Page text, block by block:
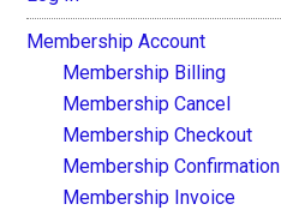
Membership Account
Membership Billing
Membership Cancel
Membership Checkout
Membership Confirmation
Membership Invoice